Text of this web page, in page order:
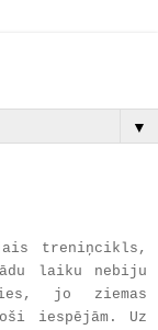
▼
treniņcikls,
laiku nebiju
jo ziemas
iespējām. Uz